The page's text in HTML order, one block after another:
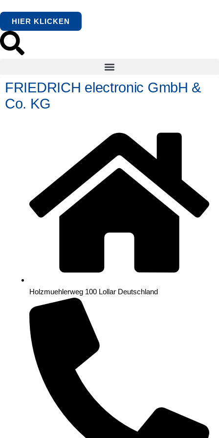
HIER KLICKEN
FRIEDRICH electronic GmbH &
Co. KG
Holzmuehlerweg 100 Lollar Deutschland